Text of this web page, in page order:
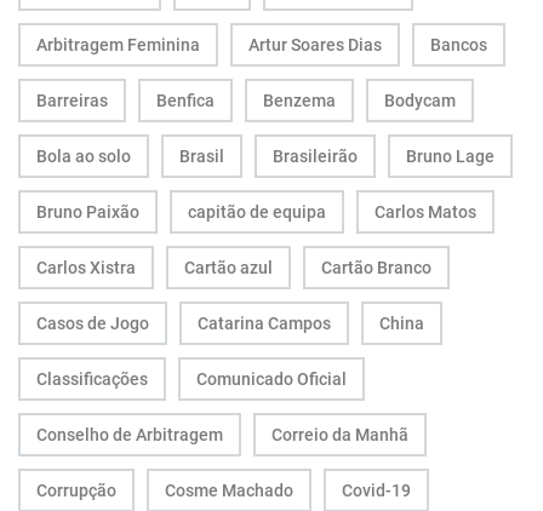
Arbitragem Feminina Artur Soares Dias Bancos
Barreiras Benfica Benzema Bodycam
Bola ao solo Brasil Brasileirão Bruno Lage
Bruno Paixão capitão de equipa Carlos Matos
Carlos Xistra Cartão azul Cartão Branco
Casos de Jogo Catarina Campos China
Classificações Comunicado Oficial
Conselho de Arbitragem Correio da Manhã
Corrupção Cosme Machado Covid-19